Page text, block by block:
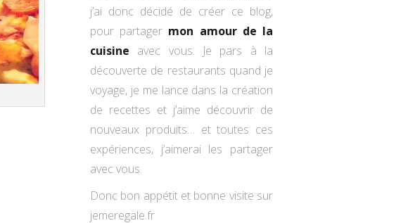
j’ai donc décidé de créer ce blog,
pour partager mon amour de la
cuisine avec vous. Je pars à la
découverte de restaurants quand je
voyage, je me lance dans la création
de recettes et j’aime découvrir de
nouveaux produits… et toutes ces
expériences, j’aimerai les partager
avec vous.
Donc bon appétit et bonne visite sur
jemeregale.fr